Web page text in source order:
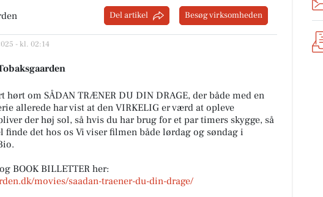
Del artikel Besøg virksomheden
- kl. 02:14
hørt om SÅDAN TRÆNER DU DIN DRAGE, der både med en
allerede har vist at den VIRKELIG er værd at opleve
der høj sol, så hvis du har brug for et par timers skygge, så
finde det hos os Vi viser filmen både lørdag og søndag i
BOOK BILLETTER her:
movies/saadan-traener-du-din-drage/